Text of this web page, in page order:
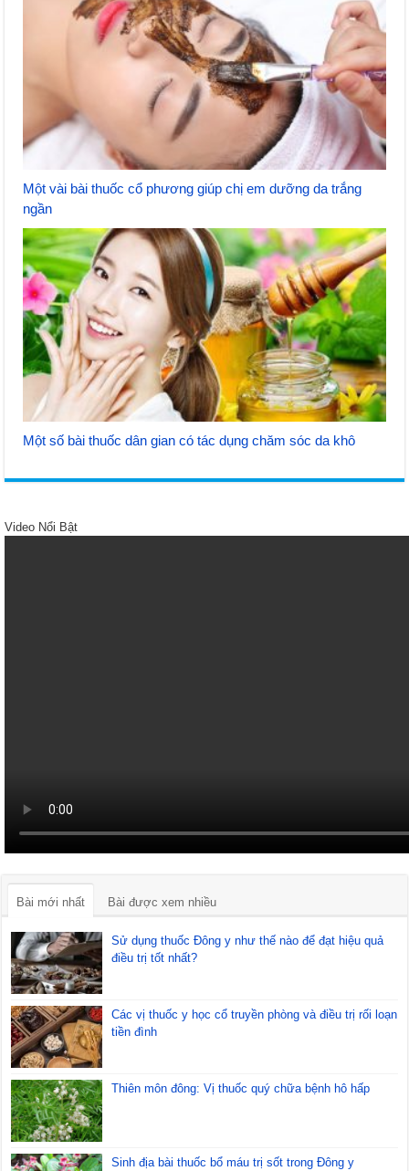
Một vài bài thuốc cổ phương giúp chị em dưỡng da trắng
ngần
Một số bài thuốc dân gian có tác dụng chăm sóc da khô
Video Nổi Bật
Bài mới nhất Bài được xem nhiều
Sử dụng thuốc Đông y như thế nào để đạt hiệu quả
điều trị tốt nhất?
Các vị thuốc y học cổ truyền phòng và điều trị rối loạn
tiền đình
Thiên môn đông: Vị thuốc quý chữa bệnh hô hấp
Sinh địa bài thuốc bổ máu trị sốt trong Đông y